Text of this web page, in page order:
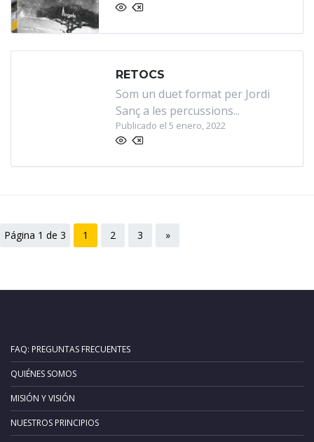
RETOCS
Som un duet format per Jordi
Sanç a les percussions...
Publicado el 5 enero, 2022
Página 1 de 3 1 2 3 »
FAQ: PREGUNTAS FRECUENTES
QUIÉNES SOMOS
MISIÓN Y VISIÓN
NUESTROS PRINCIPIOS